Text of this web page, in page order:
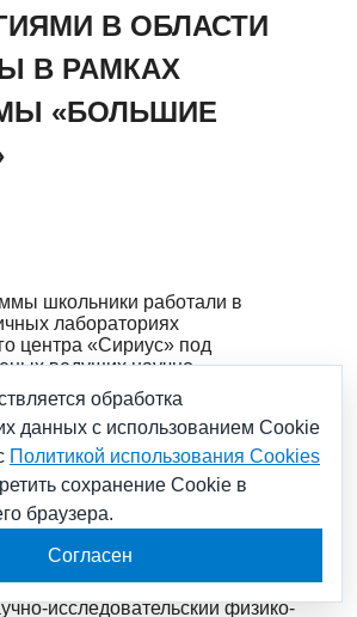
В ОБЛАСТИ
В РАМКАХ
«БОЛЬШИЕ
школьники работали в
лабораториях
центра «Сириус» под
ведущих научно-
институтов и предприятий России
задач, стоящих перед
в «Больших вызовах» приняли
Эксперты Научного дивизиона
лекции и проводили
погружая ребят в
«атомной» науки. Главный
исследовательский физико-
обработка
данных с использованием Cookie
Политикой использования Cookies
сохранение Cookie в
браузера.
Согласен